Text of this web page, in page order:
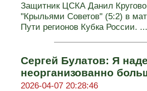
Защитник ЦСКА Данил
"Крыльями Советов" (5:2) в
Пути регионов Кубка России. ...
Сергей Булатов: Я
неорганизованно
2026-04-07 20:28:46